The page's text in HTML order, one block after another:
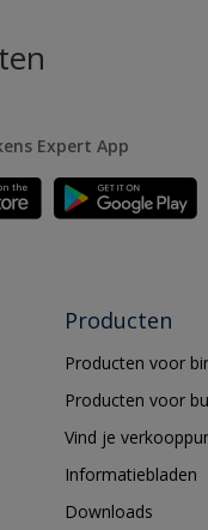
Expert App
Producten
Producten voor
Producten voor
Vind je
Informatiebladen
Downloads